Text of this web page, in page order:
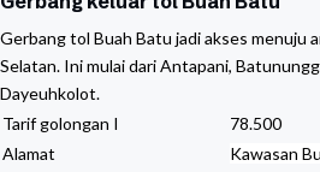
Gerbang tol Buah Batu jadi akses menuju
Selatan. Ini mulai dari Antapani,
Dayeuhkolot.
Tarif golongan I
78.500
Alamat
Kawasan